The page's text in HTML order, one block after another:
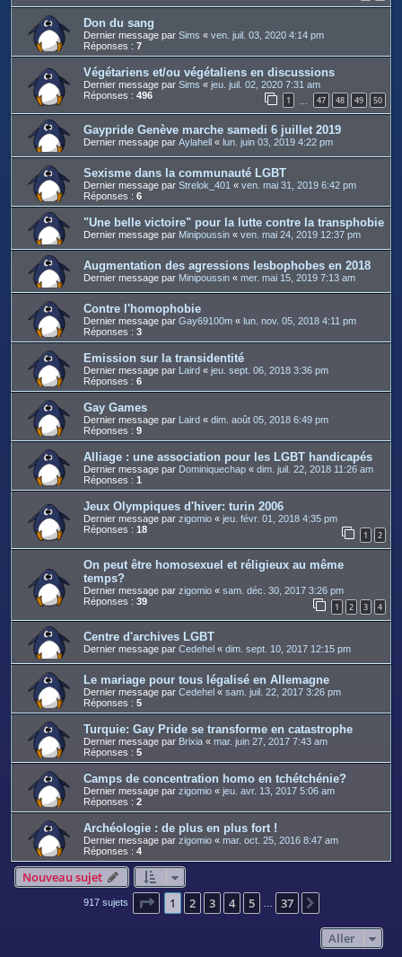
Don du sang
Dernier message par Sims « ven. juil. 03, 2020 4:14 pm
Réponses : 7
Végétariens et/ou végétaliens en discussions
Dernier message par Sims « jeu. juil. 02, 2020 7:31 am
Réponses : 496 1 47 48 49 50
Gaypride Genève marche samedi 6 juillet 2019
Dernier message par Aylahell « lun. juin 03, 2019 4:22 pm
Sexisme dans la communauté LGBT
Dernier message par Strelok_401 « ven. mai 31, 2019 6:42 pm
Réponses : 6
"Une belle victoire" pour la lutte contre la transphobie
Dernier message par Minipoussin « ven. mai 24, 2019 12:37 pm
Augmentation des agressions lesbophobes en 2018
Dernier message par Minipoussin « mer. mai 15, 2019 7:13 am
Contre l'homophobie
Dernier message par Gay69100m « lun. nov. 05, 2018 4:11 pm
Réponses : 3
Emission sur la transidentité
Dernier message par Laird « jeu. sept. 06, 2018 3:36 pm
Réponses : 6
Gay Games
Dernier message par Laird « dim. août 05, 2018 6:49 pm
Réponses : 9
Alliage : une association pour les LGBT handicapés
Dernier message par Dominiquechap « dim. juil. 22, 2018 11:26 am
Réponses : 1
Jeux Olympiques d'hiver: turin 2006
Dernier message par zigomio « jeu. févr. 01, 2018 4:35 pm
Réponses : 18 1 2
On peut être homosexuel et réligieux au même
temps?
Dernier message par zigomio « sam. déc. 30, 2017 3:26 pm
Réponses : 39 1 2 3 4
Centre d'archives LGBT
Dernier message par Cedehel « dim. sept. 10, 2017 12:15 pm
Le mariage pour tous légalisé en Allemagne
Dernier message par Cedehel « sam. juil. 22, 2017 3:26 pm
Réponses : 5
Turquie: Gay Pride se transforme en catastrophe
Dernier message par Brixia « mar. juin 27, 2017 7:43 am
Réponses : 5
Camps de concentration homo en tchétchénie?
Dernier message par zigomio « jeu. avr. 13, 2017 5:06 am
Réponses : 2
Archéologie : de plus en plus fort !
Dernier message par zigomio « mar. oct. 25, 2016 8:47 am
Réponses : 4
Nouveau sujet
917 sujets Page 1sur37
1 2 3 4 5 37
Aller